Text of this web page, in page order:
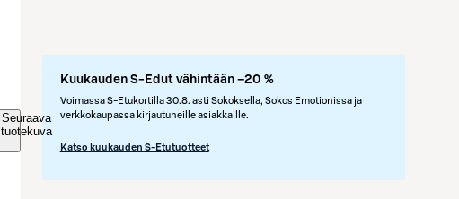
Seuraava
tuotekuva
Kuukauden S-Edut vähintään –20 %
Voimassa S-Etukortilla 30.8. asti Sokoksella, Sokos Emotionissa ja
verkkokaupassa kirjautuneille asiakkaille.
Katso kuukauden S-Etutuotteet